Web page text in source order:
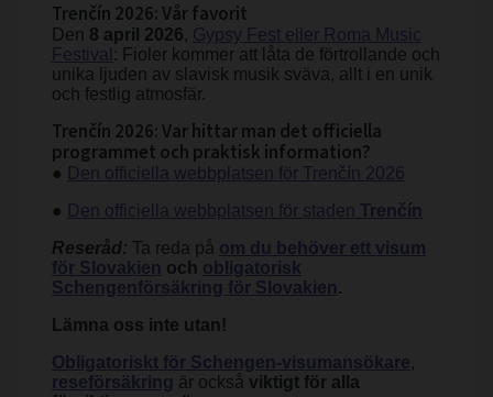
Trenčín 2026: Vår favorit
Den 8 april 2026, Gypsy Fest eller Roma Music
Festival : Fioler kommer att låta de förtrollande och
unika ljuden av slavisk musik sväva, allt i en unik
och festlig atmosfär.
Trenčín 2026: Var hittar man det officiella
programmet och praktisk information?
● Den officiella webbplatsen för Trenčín 2026
● Den officiella webbplatsen för staden Trenčín
Reseråd: Ta reda på om du behöver ett visum
för Slovakien och obligatorisk
Schengenförsäkring för Slovakien.
Lämna oss inte utan!
Obligatoriskt för Schengen-visumansökare,
reseförsäkring är också viktigt för alla